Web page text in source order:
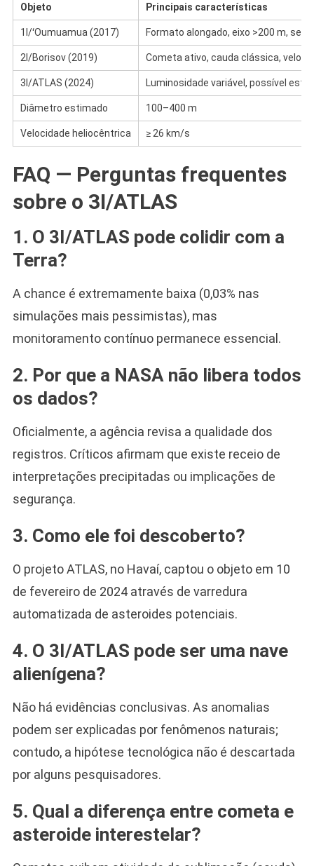
Objeto Principais características
1I/ʻOumuamua (2017) Formato alongado, eixo >200 m,
2I/Borisov (2019) Cometa ativo, cauda clássica,
3I/ATLAS (2024) Luminosidade variável, possível
Diâmetro estimado 100–400 m
Velocidade heliocêntrica ≥ 26 km/s
FAQ — Perguntas frequentes
sobre o 3I/ATLAS
1. O 3I/ATLAS pode colidir com a
Terra?
A chance é extremamente baixa (0,03% nas
simulações mais pessimistas), mas
monitoramento contínuo permanece essencial.
2. Por que a NASA não libera todos
os dados?
Oficialmente, a agência revisa a qualidade dos
registros. Críticos afirmam que existe receio de
interpretações precipitadas ou implicações de
segurança.
3. Como ele foi descoberto?
O projeto ATLAS, no Havaí, captou o objeto em 10
de fevereiro de 2024 através de varredura
automatizada de asteroides potenciais.
4. O 3I/ATLAS pode ser uma nave
alienígena?
Não há evidências conclusivas. As anomalias
podem ser explicadas por fenômenos naturais;
contudo, a hipótese tecnológica não é descartada
por alguns pesquisadores.
5. Qual a diferença entre cometa e
asteroide interestelar?